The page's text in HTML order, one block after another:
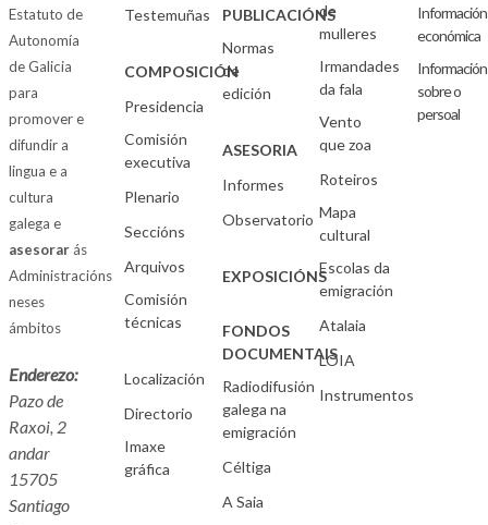
Estatuto de
Autonomía
de Galicia
para
promover e
difundir a
lingua e a
cultura
galega e
asesorarás
Administracións
neses
ámbitos
Enderezo:
Pazo de
Raxoi, 2
andar
15705
Santiago
Testemuñas
COMPOSICIÓN
Presidencia
Comisión
executiva
Plenario
Seccións
Arquivos
Comisión
técnicas
Localización
Directorio
Imaxe
gráfica
PUBLICACIÓNS
Normas
de
edición
ASESORIA
Informes
Observatorio
EXPOSICIÓNS
FONDOS
DOCUMENTAIS
Radiodifusión
galega na
emigración
Céltiga
A Saia
de
mulleres
Irmandades
da fala
Vento
que zoa
Roteiros
Mapa
cultural
Escolas da
emigración
Atalaia
LOIA
Instrumentos
Información
económica
Información
sobre o
persoal